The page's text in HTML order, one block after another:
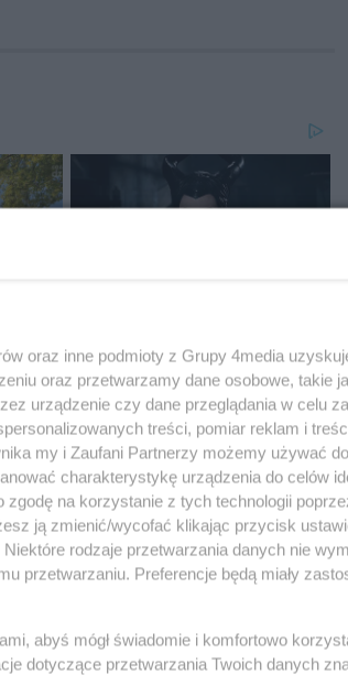
oraz inne podmioty z Grupy 4media
oraz przetwarzamy dane osobowe, takie
urządzenie czy dane przeglądania w celu
treści, pomiar reklam i
my i Zaufani Partnerzy możemy używać
charakterystykę urządzenia do celów
na korzystanie z tych technologii
ją zmienić/wycofać klikając przycisk
Niektóre rodzaje przetwarzania danych nie
przetwarzaniu. Preferencje będą miały
abyś mógł świadomie i komfortowo
dotyczące przetwarzania Twoich danych